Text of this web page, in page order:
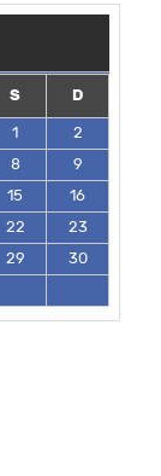
S
D
1
2
8
9
15
16
22
23
29
30